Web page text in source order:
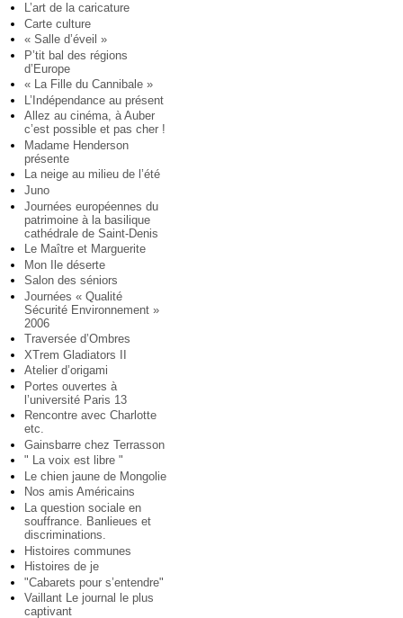
L’art de la caricature
Carte culture
« Salle d’éveil »
P’tit bal des régions
d’Europe
« La Fille du Cannibale »
L’Indépendance au présent
Allez au cinéma, à Auber
c’est possible et pas cher !
Madame Henderson
présente
La neige au milieu de l’été
Juno
Journées européennes du
patrimoine à la basilique
cathédrale de Saint-Denis
Le Maître et Marguerite
Mon Ile déserte
Salon des séniors
Journées « Qualité
Sécurité Environnement »
2006
Traversée d’Ombres
XTrem Gladiators II
Atelier d’origami
Portes ouvertes à
l’université Paris 13
Rencontre avec Charlotte
etc.
Gainsbarre chez Terrasson
" La voix est libre "
Le chien jaune de Mongolie
Nos amis Américains
La question sociale en
souffrance. Banlieues et
discriminations.
Histoires communes
Histoires de je
"Cabarets pour s’entendre"
Vaillant Le journal le plus
captivant